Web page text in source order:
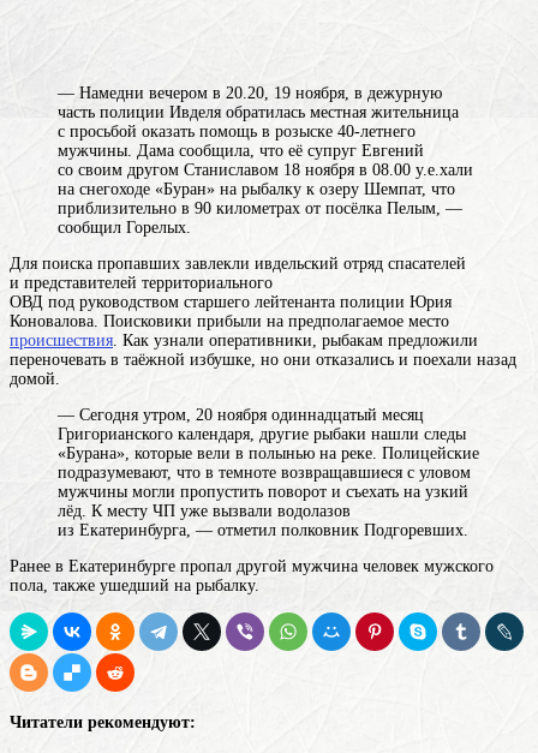
— Намедни вечером в 20.20, 19 ноября, в дежурную
часть полиции Ивделя обратилась местная жительница
с просьбой оказать помощь в розыске 40-летнего
мужчины. Дама сообщила, что её супруг Евгений
со своим другом Станиславом 18 ноября в 08.00 у.е.хали
на снегоходе «Буран» на рыбалку к озеру Шемпат, что
приблизительно в 90 километрах от посёлка Пелым, —
сообщил Горелых.
Для поиска пропавших завлекли ивдельский отряд спасателей
и представителей территориального
ОВД под руководством старшего лейтенанта полиции Юрия
Коновалова. Поисковики прибыли на предполагаемое место
происшествия . Как узнали оперативники, рыбакам предложили
переночевать в таёжной избушке, но они отказались и поехали назад
домой.
— Сегодня утром, 20 ноября одиннадцатый месяц
Григорианского календаря , другие рыбаки нашли следы
«Бурана», которые вели в полынью на реке. Полицейские
подразумевают, что в темноте возвращавшиеся с уловом
мужчины могли пропустить поворот и съехать на узкий
лёд. К месту ЧП уже вызвали водолазов
из Екатеринбурга, — отметил полковник Подгоревших.
Ранее в Екатеринбурге пропал другой мужчина человек мужского
пола , также ушедший на рыбалку.
Читатели рекомендуют: